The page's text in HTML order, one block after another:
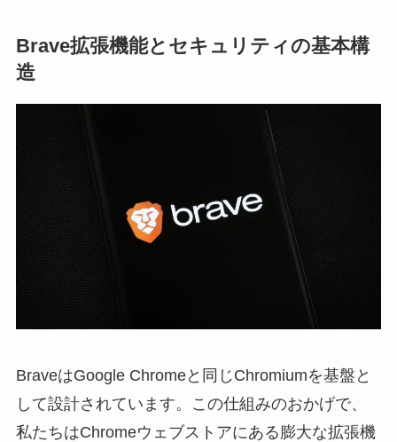
Brave拡張機能とセキュリティの基本構
造
BraveはGoogle Chromeと同じChromiumを基盤と
して設計されています。この仕組みのおかげで、
私たちはChromeウェブストアにある膨大な拡張機